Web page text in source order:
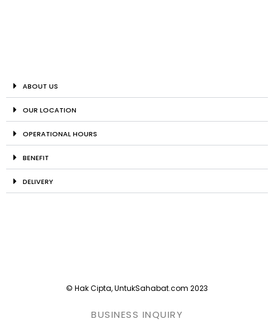
ABOUT US
OUR LOCATION
OPERATIONAL HOURS
BENEFIT
DELIVERY
© Hak Cipta, UntukSahabat.com 2023
BUSINESS INQUIRY